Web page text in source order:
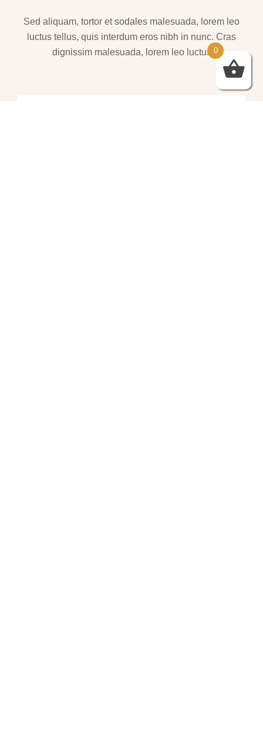
Sed aliquam, tortor et sodales malesuada, lorem leo
luctus tellus, quis interdum eros nibh in nunc. Cras
dignissim malesuada, lorem leo luctus 0